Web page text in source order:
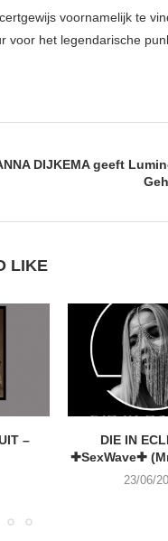
voornamelijk te
voor het legendarische
DIJKEMA geeft
LIKE
–
DIE IN
✚SexWave✚
23/06/